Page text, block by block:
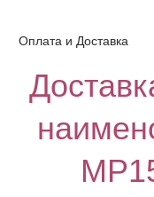
Оплата и Доставка